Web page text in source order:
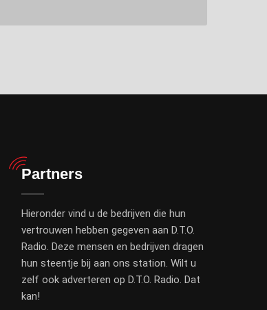
Partners
Hieronder vind u de bedrijven die hun
vertrouwen hebben gegeven aan D.T.O.
Radio. Deze mensen en bedrijven dragen
hun steentje bij aan ons station. Wilt u
zelf ook adverteren op D.T.O. Radio. Dat
kan!